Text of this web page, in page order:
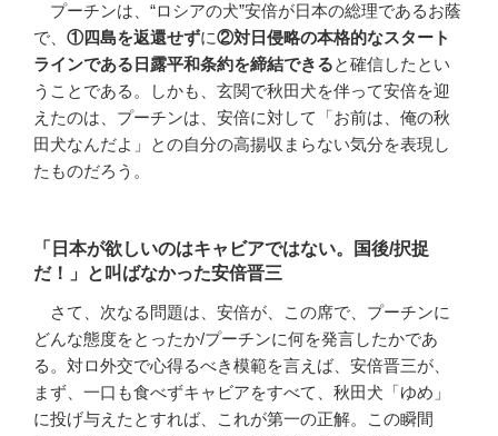
プーチンは、“ロシアの犬”安倍が日本の総理であるお蔭
で、 ①四島を返還せずに②対日侵略の本格的なスタート
ラインである日露平和条約を締結できると確信したとい
うことである。しかも、玄関で秋田犬を伴って安倍を迎
えたのは、プーチンは、安倍に対して「お前は、俺の秋
田犬なんだよ」との自分の高揚収まらない気分を表現し
たものだろう。
「日本が欲しいのはキャビアではない。国後/択捉
だ！」と叫ばなかった安倍晋三
さて、次なる問題は、安倍が、この席で、プーチンに
どんな態度をとったか/プーチンに何を発言したかであ
る。対ロ外交で心得るべき模範を言えば、安倍晋三が、
まず、一口も食べずキャビアをすべて、秋田犬「ゆめ」
に投げ与えたとすれば、これが第一の正解。この瞬間